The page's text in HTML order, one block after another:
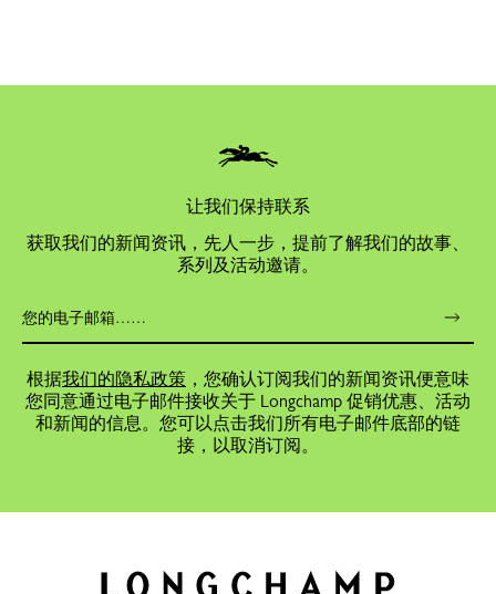
让我们保持联系
获取我们的新闻资讯，先人一步，提前了解我们的故事、
系列及活动邀请。
根据我们的隐私政策 ，您确认订阅我们的新闻资讯便意味
您同意通过电子邮件接收关于 Longchamp 促销优惠、活动
和新闻的信息。您可以点击我们所有电子邮件底部的链
接，以取消订阅。